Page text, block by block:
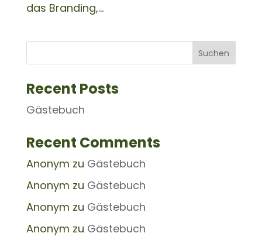
das Branding,...
Suchen
Recent Posts
Gästebuch
Recent Comments
Anonym zu Gästebuch
Anonym zu Gästebuch
Anonym zu Gästebuch
Anonym zu Gästebuch